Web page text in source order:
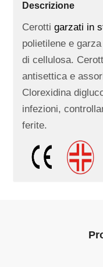
Descrizione
Cerottigarzati in
polietilene e
di cellulosa.
antisettica e
Clorexidina
infezioni,
ferite.